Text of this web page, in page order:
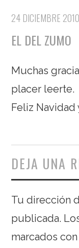
24 DICIEMBRE 2010
EL DEL ZUMO
Muchas
placer leerte.
Feliz Navidad
DEJA UNA
Tu dirección
publicada.
marcados con